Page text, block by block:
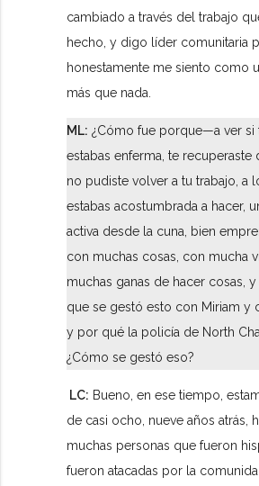
cambiado a través del trabajo
hecho, y digo líder comunitaria
honestamente me siento como
más que nada.
ML: ¿Cómo fue porque—a ver
estabas enferma, te recuperaste
no pudiste volver a tu trabajo, a
estabas acostumbrada a hacer,
activa desde la cuna, bien
con muchas cosas, con mucha
muchas ganas de hacer cosas,
que se gestó esto con Miriam y
y por qué la policía de North
¿Cómo se gestó eso?
LC: Bueno, en ese tiempo,
de casi ocho, nueve años atrás,
muchas personas que fueron
fueron atacadas por la